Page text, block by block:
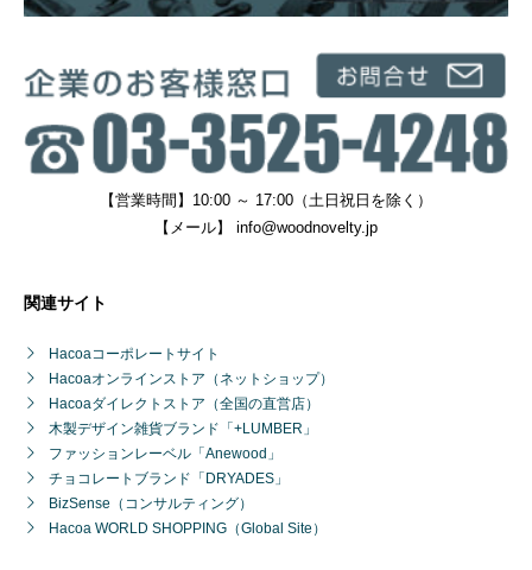
【営業時間】10:00 ～ 17:00（土日祝日を除く）
【メール】 info@woodnovelty.jp
関連サイト
Hacoaコーポレートサイト
Hacoaオンラインストア（ネットショップ）
Hacoaダイレクトストア（全国の直営店）
木製デザイン雑貨ブランド「+LUMBER」
ファッションレーベル「Anewood」
チョコレートブランド「DRYADES」
BizSense（コンサルティング）
Hacoa WORLD SHOPPING（Global Site）